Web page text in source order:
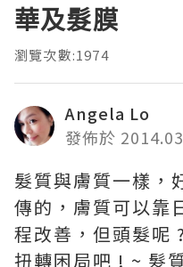
華及髮膜
瀏覽次數:1974
Angela Lo
發佈於
髮質與膚質一樣，
傳的，膚質可以靠
程改善，但頭髮呢
扭轉困局吧 ! ~ 髮